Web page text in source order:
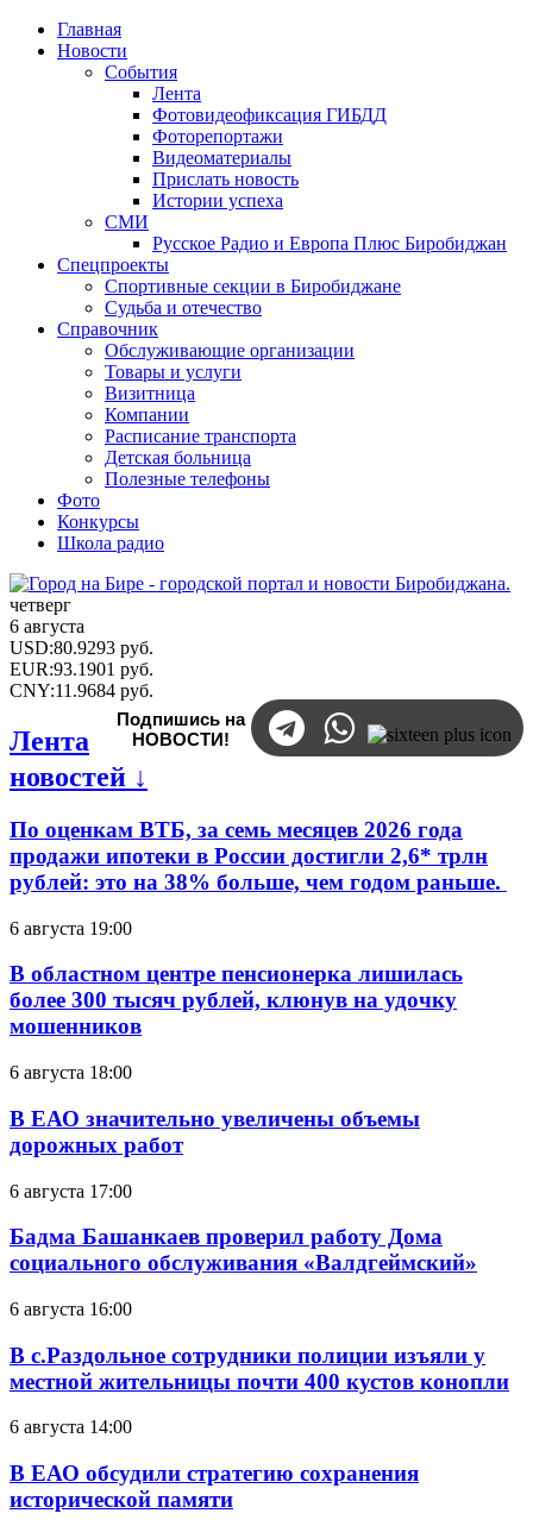
Главная
Новости
События
Лента
Фотовидеофиксация ГИБДД
Фоторепортажи
Видеоматериалы
Прислать новость
Истории успеха
СМИ
Русское Радио и Европа Плюс Биробиджан
Спецпроекты
Спортивные секции в Биробиджане
Судьба и отечество
Справочник
Обслуживающие организации
Товары и услуги
Визитница
Компании
Расписание транспорта
Детская больница
Полезные телефоны
Фото
Конкурсы
Школа радио
четверг
6 августа
USD:80.9293 руб.
EUR:93.1901 руб.
CNY:11.9684 руб.
Подпишись на
НОВОСТИ!
Лента
новостей ↓
По оценкам ВТБ, за семь месяцев 2026 года
продажи ипотеки в России достигли 2,6* трлн
рублей: это на 38% больше, чем годом раньше.
6 августа 19:00
В областном центре пенсионерка лишилась
более 300 тысяч рублей, клюнув на удочку
мошенников
6 августа 18:00
В ЕАО значительно увеличены объемы
дорожных работ
6 августа 17:00
Бадма Башанкаев проверил работу Дома
социального обслуживания «Валдгеймский»
6 августа 16:00
В с.Раздольное сотрудники полиции изъяли у
местной жительницы почти 400 кустов конопли
6 августа 14:00
В ЕАО обсудили стратегию сохранения
исторической памяти